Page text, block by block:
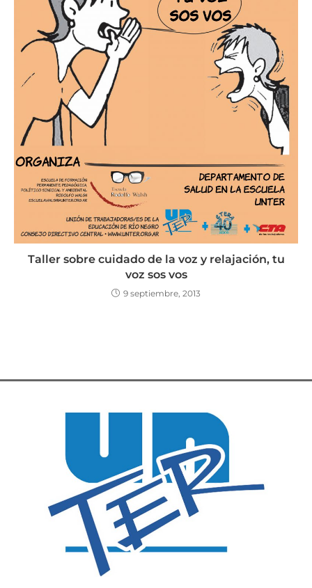
Taller sobre cuidado de la voz y relajación, tu
voz sos vos
9 septiembre, 2013